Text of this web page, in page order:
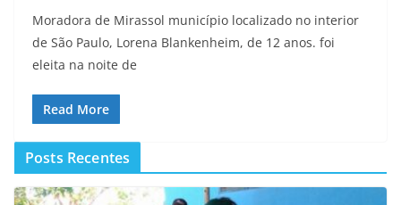
Moradora de Mirassol município localizado no interior
de São Paulo, Lorena Blankenheim, de 12 anos. foi
eleita na noite de
Read More
Posts Recentes